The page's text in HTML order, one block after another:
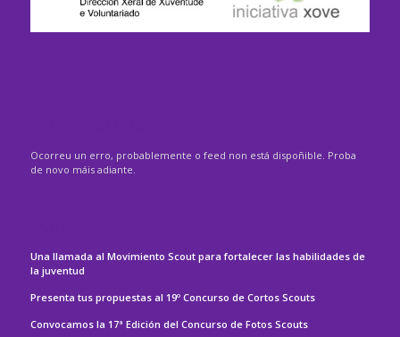
Ocorreu un erro, probablemente o feed non está dispoñible. Proba
de novo máis adiante.
Una llamada al Movimiento Scout para fortalecer las habilidades de
la juventud
Presenta tus propuestas al 19º Concurso de Cortos Scouts
Convocamos la 17ª Edición del Concurso de Fotos Scouts